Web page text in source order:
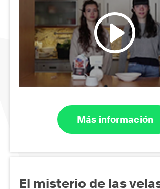
Más información
El misterio de las